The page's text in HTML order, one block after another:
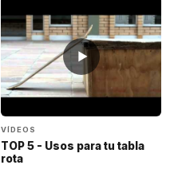
▶
VÍDEOS
TOP 5 - Usos para tu tabla
rota